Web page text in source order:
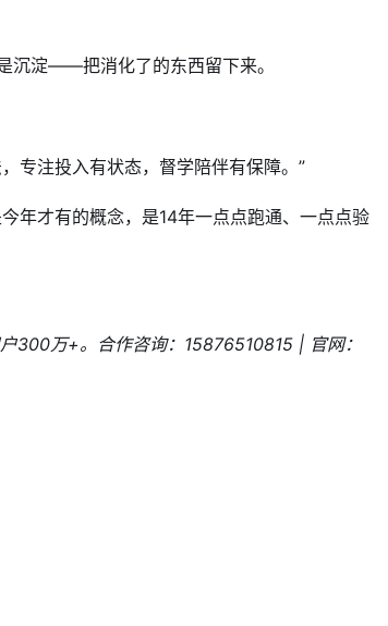
沉淀——把消化了的东西留下来。
专注投入有状态，督学陪伴有保障。”
才有的概念，是14年一点点跑通、一点点验
300万+。合作咨询：15876510815 | 官网：